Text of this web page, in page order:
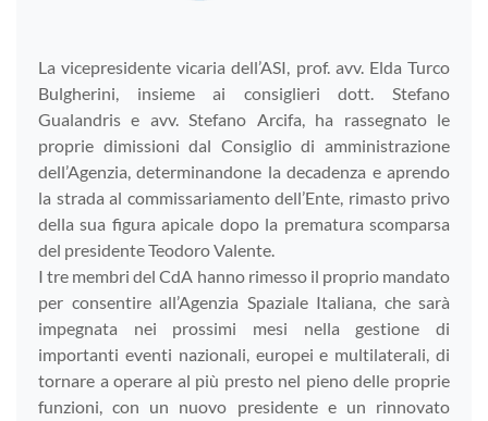
La vicepresidente vicaria dell’ASI, prof. avv. Elda Turco
Bulgherini, insieme ai consiglieri dott. Stefano
Gualandris e avv. Stefano Arcifa, ha rassegnato le
proprie dimissioni dal Consiglio di amministrazione
dell’Agenzia, determinandone la decadenza e aprendo
la strada al commissariamento dell’Ente, rimasto privo
della sua figura apicale dopo la prematura scomparsa
del presidente Teodoro Valente.
I tre membri del CdA hanno rimesso il proprio mandato
per consentire all’Agenzia Spaziale Italiana, che sarà
impegnata nei prossimi mesi nella gestione di
importanti eventi nazionali, europei e multilaterali, di
tornare a operare al più presto nel pieno delle proprie
funzioni, con un nuovo presidente e un rinnovato